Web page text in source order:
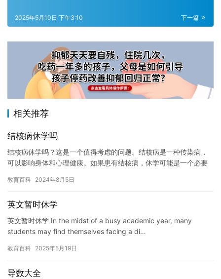
下一篇
2025年5月10日 下午3:10
相关推荐
结核病休学吗
结核病休学吗？这是一个值得考虑的问题。结核病是一种传染病，
可以影响身体和心理健康。如果患有结核病，休学可能是一个必要
会感…
教育百科 2024年8月5日
英文暂时休学
英文暂时休学 In the midst of a busy academic year, many
students may find themselves facing a di…
教育百科 2025年5月19日
导数大全